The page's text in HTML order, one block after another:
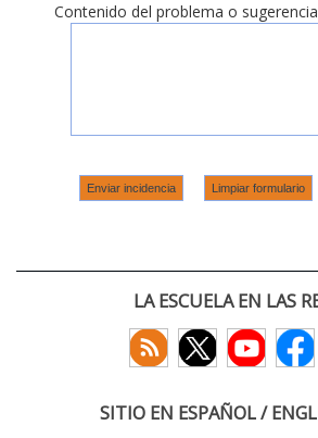
Contenido del problema o sugerencia
LA ESCUELA EN LAS
SITIO EN ESPAÑOL /